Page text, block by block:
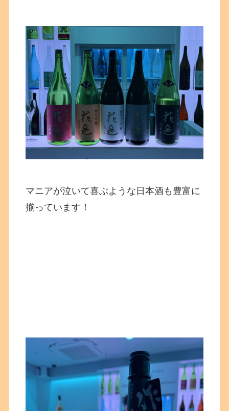
マニアが泣いて喜ぶような日本酒も豊富に
揃っています！